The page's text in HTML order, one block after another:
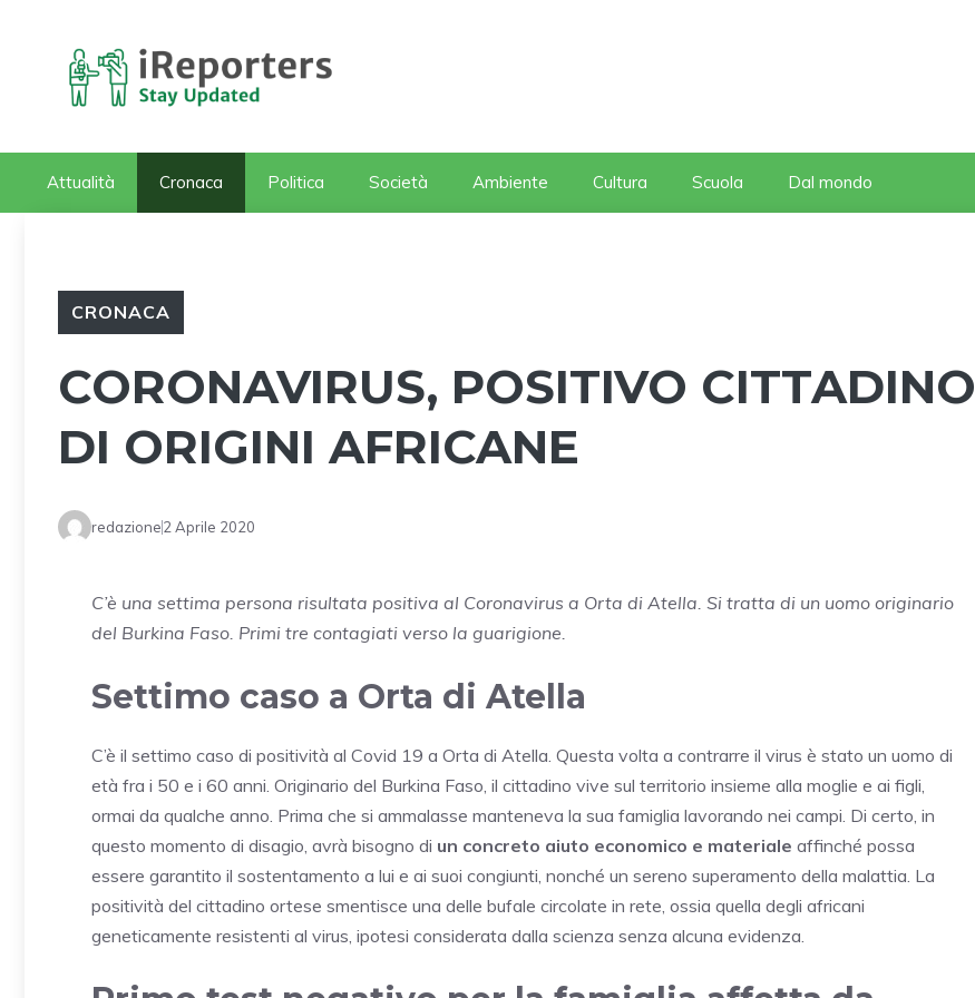
contenuto
Attualità Cronaca Politica Società Ambiente Cultura Scuola Dal mondo
CRONACA
CORONAVIRUS, POSITIVO CITTADINO
DI ORIGINI AFRICANE
redazione2 Aprile 2020
C’è una settima persona risultata positiva al Coronavirus a Orta di Atella. Si tratta di un uomo originario
del Burkina Faso. Primi tre contagiati verso la guarigione.
Settimo caso a Orta di Atella
C’è il settimo caso di positività al Covid 19 a Orta di Atella. Questa volta a contrarre il virus è stato un uomo di
età fra i 50 e i 60 anni. Originario del Burkina Faso, il cittadino vive sul territorio insieme alla moglie e ai figli,
ormai da qualche anno. Prima che si ammalasse manteneva la sua famiglia lavorando nei campi. Di certo, in
questo momento di disagio, avrà bisogno di un concreto aiuto economico e materiale affinché possa
essere garantito il sostentamento a lui e ai suoi congiunti, nonché un sereno superamento della malattia. La
positività del cittadino ortese smentisce una delle bufale circolate in rete, ossia quella degli africani
geneticamente resistenti al virus, ipotesi considerata dalla scienza senza alcuna evidenza.